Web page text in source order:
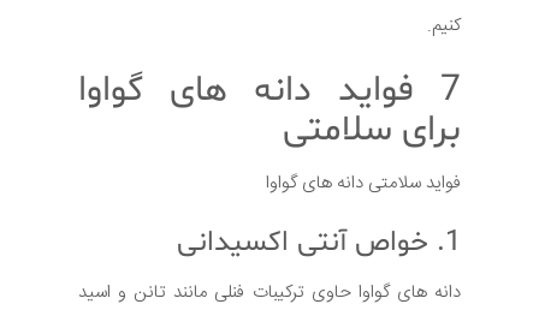
کنیم.
7 فواید دانه های گواوا
برای سلامتی
فواید سلامتی دانه های گواوا
1. خواص آنتی اکسیدانی
دانه های گواوا حاوی ترکیبات فنلی مانند تانن و اسید